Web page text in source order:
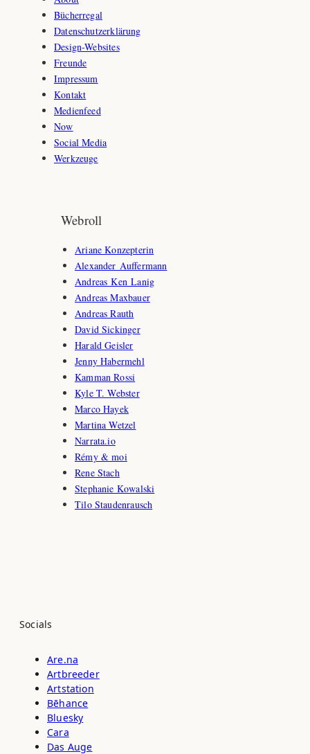
Bücherregal
Datenschutzerklärung
Design-Websites
Freunde
Impressum
Kontakt
Medienfeed
Now
Social Media
Werkzeuge
Webroll
Ariane Konzepterin
Alexander Auffermann
Andreas Ken Lanig
Andreas Maxbauer
Andreas Rauth
David Sickinger
Harald Geisler
Jenny Habermehl
Kamman Rossi
Kyle T. Webster
Marco Hayek
Martina Wetzel
Narrata.io
Rémy & moi
Rene Stach
Stephanie Kowalski
Tilo Staudenrausch
Socials
Are.na
Artbreeder
Artstation
Bēhance
Bluesky
Cara
Das Auge